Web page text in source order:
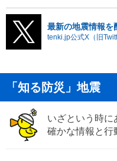
最新の地震情報を
tenki.jp公式X（旧
「知る防災」地震
いざという時に
確かな情報と行